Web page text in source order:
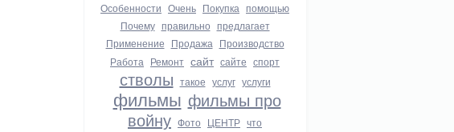
Особенности Очень Покупка помощью
Почему правильно предлагает
Применение Продажа Производство
Работа Ремонт сайт сайте спорт
стволы такое услуг услуги
фильмы фильмы про
войну Фото ЦЕНТР что